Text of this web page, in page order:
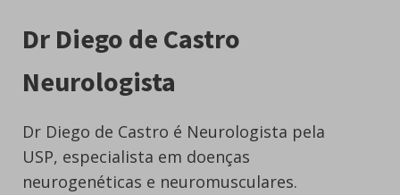
Dr Diego de Castro
Neurologista
Dr Diego de Castro é Neurologista pela
USP, especialista em doenças
neurogenéticas e neuromusculares.